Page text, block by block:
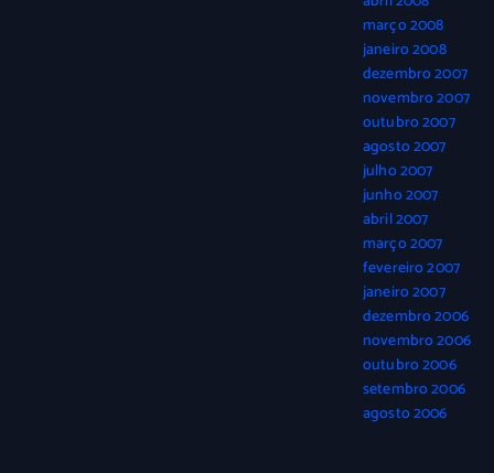
março 2008
janeiro 2008
dezembro 2007
novembro 2007
outubro 2007
agosto 2007
julho 2007
junho 2007
abril 2007
março 2007
fevereiro 2007
janeiro 2007
dezembro 2006
novembro 2006
outubro 2006
setembro 2006
agosto 2006